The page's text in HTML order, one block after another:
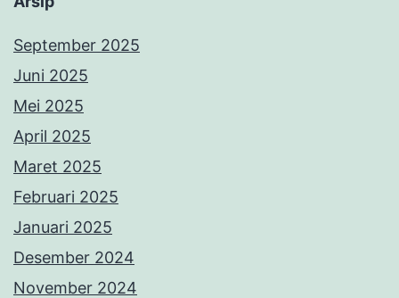
September 2025
Juni 2025
Mei 2025
April 2025
Maret 2025
Februari 2025
Januari 2025
Desember 2024
November 2024